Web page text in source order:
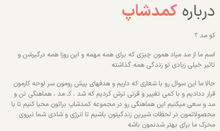
درباره کمدشاپ
کو مد ؟
اسم ما از مد میاد همون چیزی که برای همه مهمه و این روزا همه درگیرشن و
تاثیر خیلی زیادی تو زندگی همه گذاشته
حالا ما این سوال رو با شعاری که داریم و هدفهای پیش رومون سر لوحه کارمون
قرار ددادیم و با کمی تغییر و قرتی ترش کردیم که شد ، کـ مد ، هماهنگی تن و
مد و سعی میکنیم این هماهنگی رو در مجموعه کمدشاپ براتون محیا کنیم تا با
محصولاتمون در لحظات شیرین زندگیتون باشیم تا انرژی و شادی شما نیروی
محرک ما برای بهتر شدنمون باشه